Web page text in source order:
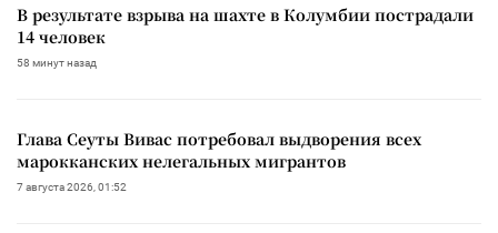
В результате взрыва на шахте в Колумбии пострадали
14 человек
58 минут назад
Глава Сеуты Вивас потребовал выдворения всех
марокканских нелегальных мигрантов
7 августа 2026, 01:52